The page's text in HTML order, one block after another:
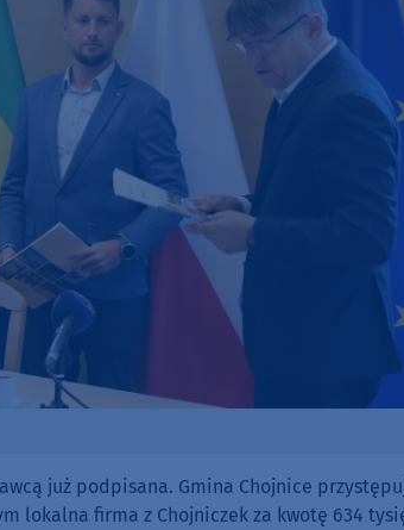
już podpisana. Gmina Chojnice
lokalna firma z Chojniczek za kwotę 634